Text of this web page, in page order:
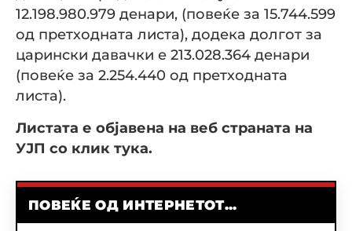
12.198.980.979 денари, (повеќе за 15.744.599
од претходната листа), додека долгот за
царински давачки е 213.028.364 денари
(повеќе за 2.254.440 од претходната
листа).
Листата е објавена на веб страната на
УЈП со клик тука.
ПОВЕЌЕ ОД ИНТЕРНЕТОТ...